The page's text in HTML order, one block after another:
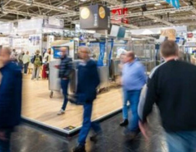
liquidi
e
di
liquidi